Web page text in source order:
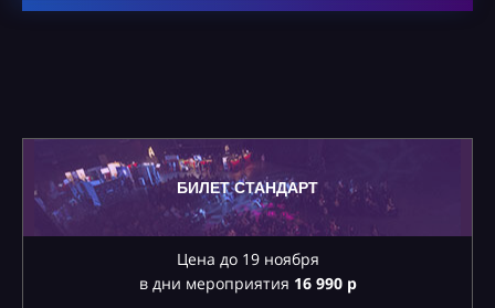
БИЛЕТ СТАНДАРТ
Цена до 19 ноября
в дни мероприятия 16990 р